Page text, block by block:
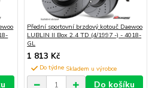
Přední sportovní brzdový kotouč Daewoo
LUBLIN II Box 2.4 TD (4/1997 -) - 4018-
GL
1 813 Kč
Do týdne
Do košíku